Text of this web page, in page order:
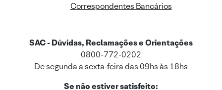
Correspondentes Bancários
SAC - Dúvidas, Reclamações e Orientações
0800-772-0202
De segunda a sexta-feira das 09hs às 18hs
Se não estiver satisfeito: